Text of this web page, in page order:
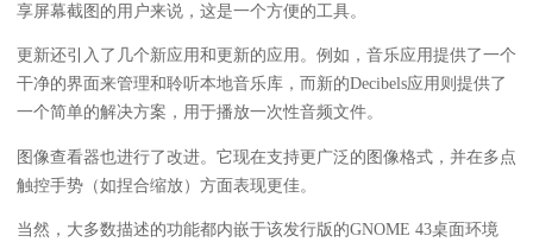
享屏幕截图的用户来说，这是一个方便的工具。
更新还引入了几个新应用和更新的应用。例如，音乐应用提供了一个
干净的界面来管理和聆听本地音乐库，而新的Decibels应用则提供了
一个简单的解决方案，用于播放一次性音频文件。
图像查看器也进行了改进。它现在支持更广泛的图像格式，并在多点
触控手势（如捏合缩放）方面表现更佳。
当然，大多数描述的功能都内嵌于该发行版的GNOME 43桌面环境